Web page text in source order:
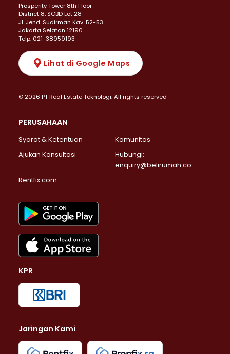
Prosperity Tower 8th Floor
District 8, SCBD Lot 28
JI. Jend. Sudirman Kav. 52-53
Jakarta Selatan 12190
Telp: 021-38959193
Lihat di Google Maps
© 2026 PT Real Estate Teknologi. All rights reserved
PERUSAHAAN
Syarat & Ketentuan
Komunitas
Ajukan Konsultasi
Hubungi:
enquiry@belirumah.co
Rentfix.com
KPR
Jaringan Kami